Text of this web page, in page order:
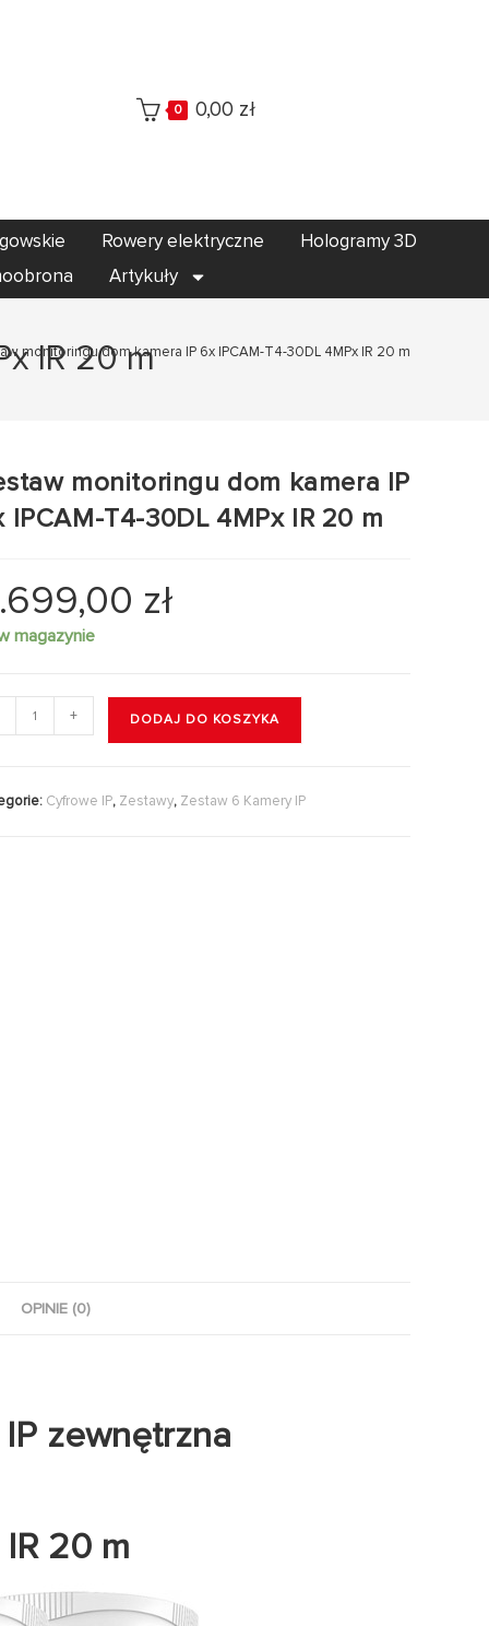
0 0,00 zł
Rowery elektryczne
Hologramy 3D
Artykuły
IR 20 m
monitoringu dom kamera IP 6x IPCAM-T4-30DL 4MPx IR 20 m
monitoringu dom kamera IP
IPCAM-T4-30DL 4MPx IR 20 m
zł
magazynie
+ DODAJ DO KOSZYKA
Cyfrowe IP, Zestawy, Zestaw 6 Kamery IP
OPINIE (0)
zewnętrzna
20 m